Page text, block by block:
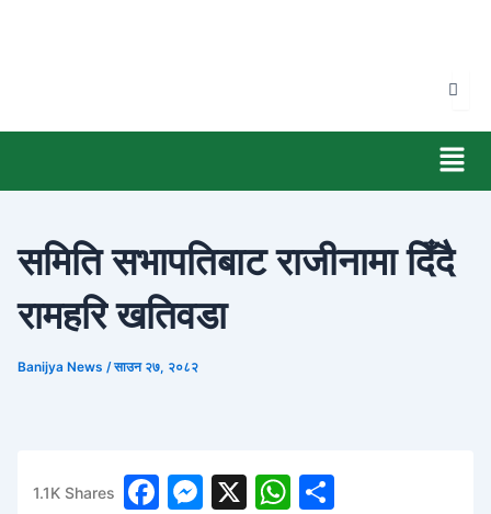
समिति सभापतिबाट राजीनामा दिँदै
रामहरि खतिवडा
Banijya News /साउन २७, २०८२
1.1K Shares
F
M X
W